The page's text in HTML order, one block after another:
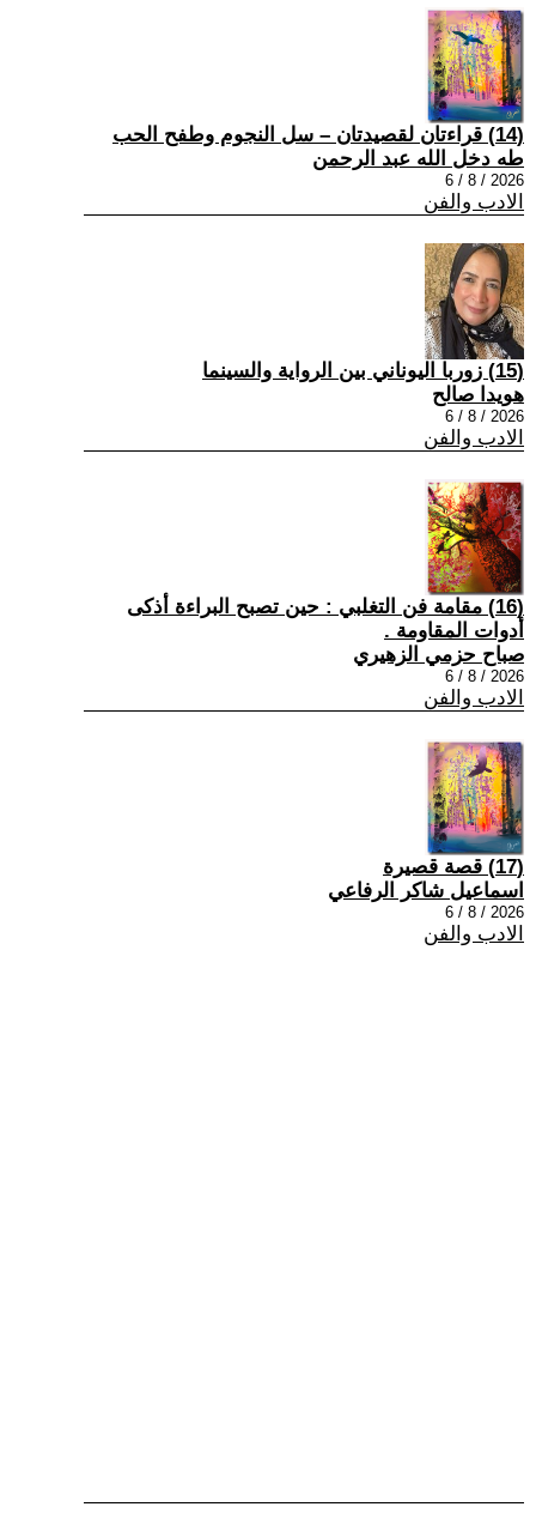
(14) قراءتان لقصيدتان – سل النجوم وطفح الحب
طه دخل الله عبد الرحمن
2026 / 8 / 6
الادب والفن
(15) زوربا اليوناني بين الرواية والسينما
هويدا صالح
2026 / 8 / 6
الادب والفن
(16) مقامة فن التغلبي : حين تصبح البراءة أذكى
أدوات المقاومة .
صباح حزمي الزهيري
2026 / 8 / 6
الادب والفن
(17) قصة قصيرة
اسماعيل شاكر الرفاعي
2026 / 8 / 6
الادب والفن